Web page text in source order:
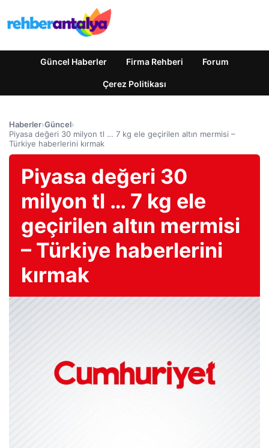
Güncel Haberler Firma Rehberi Forum
Çerez Politikası
Haberler›Güncel›
Piyasa değeri 30 milyon tl … 7 kg ele geçirilen altın mermisi –
Türkiye haberlerini kırmak
Piyasa değeri 30
milyon tl … 7 kg ele
geçirilen altın mermisi
– Türkiye haberlerini
kırmak